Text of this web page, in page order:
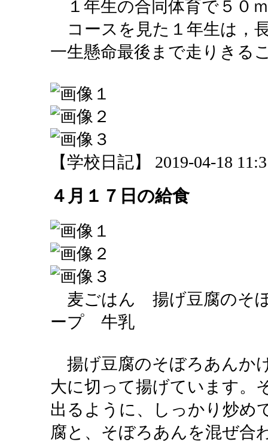
１年生の合同体育で５０
コースを見た１年生は，
一生懸命最後まで走りきる
【学校日記】 2019-04-18
４月１７日の給食
麦ごはん 揚げ豆腐のそ
ープ 牛乳
揚げ豆腐のそぼろあんか
大に切って揚げています。
出るように、しっかり炒め
腐と、そぼろあんを混ぜ合